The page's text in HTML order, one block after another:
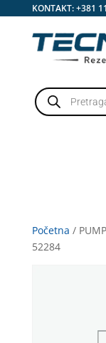
KONTAKT:+381
Products
search
Početna /
52284